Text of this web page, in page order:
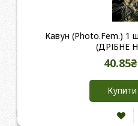
Кавун (Photo.Fem.) 1
(ДРІБНЕ
40.85₴
Купити